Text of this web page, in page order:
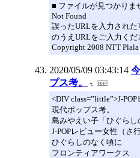
■ ファイルが見つかりま
Not Found
誤ったURLを入力され
のうえURLをご入力くだ
Copyright 2008 NTT Plala
2020/05/09 03:43:14
プス考。
<DIV class=”little”>J-
現代ポップス考。
島みやえい子「ひぐらし
J-POPレビュー女性（さ行
ひぐらしのなく頃に
フロンティアワークス